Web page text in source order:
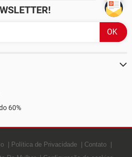
60%
Política de Privacidade
Contato